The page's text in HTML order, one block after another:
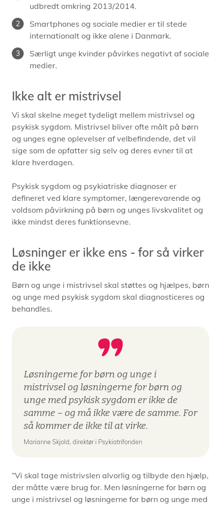
udbredt omkring 2013/2014.
Smartphones og sociale medier er til stede
internationalt og ikke alene i Danmark.
Særligt unge kvinder påvirkes negativt af sociale
medier.
Ikke alt er mistrivsel
Vi skal skelne meget tydeligt mellem mistrivsel og
psykisk sygdom. Mistrivsel bliver ofte målt på børn
og unges egne oplevelser af velbefindende, det vil
sige som de opfatter sig selv og deres evner til at
klare hverdagen.
Psykisk sygdom og psykiatriske diagnoser er
defineret ved klare symptomer, længerevarende og
voldsom påvirkning på børn og unges livskvalitet og
ikke mindst deres funktionsevne.
Løsninger er ikke ens - for så virker
de ikke
Børn og unge i mistrivsel skal støttes og hjælpes, børn
og unge med psykisk sygdom skal diagnosticeres og
behandles.
Løsningerne for børn og unge i
mistrivsel og løsningerne for børn og
unge med psykisk sygdom er ikke de
samme – og må ikke være de samme. For
så kommer de ikke til at virke.
Marianne Skjold, direktør i Psykiatrifonden
“Vi skal tage mistrivslen alvorlig og tilbyde den hjælp,
der måtte være brug for. Men løsningerne for børn og
unge i mistrivsel og løsningerne for børn og unge med